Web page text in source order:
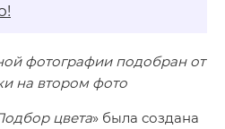
фотографии подобран от
на втором фото
цвета» была создана